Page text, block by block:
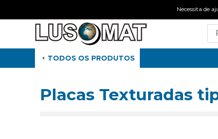
Necessita de
TODOS OS PRODUTOS
Placas Texturadas